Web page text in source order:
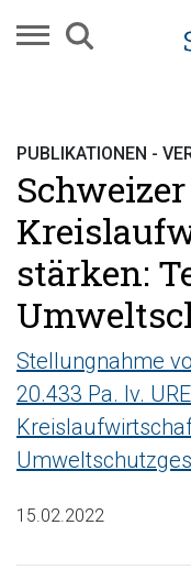
PUBLIKATIONEN -
Schweizer
stärken:
Stellungnahme
20.433 Pa. Iv.
15.02.2022